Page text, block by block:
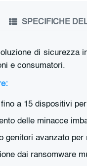
SPECIFICHE
di sicurezza
e consumatori.
fino a 15 dispositivi
delle minacce
genitori avanzato
dai ransomware